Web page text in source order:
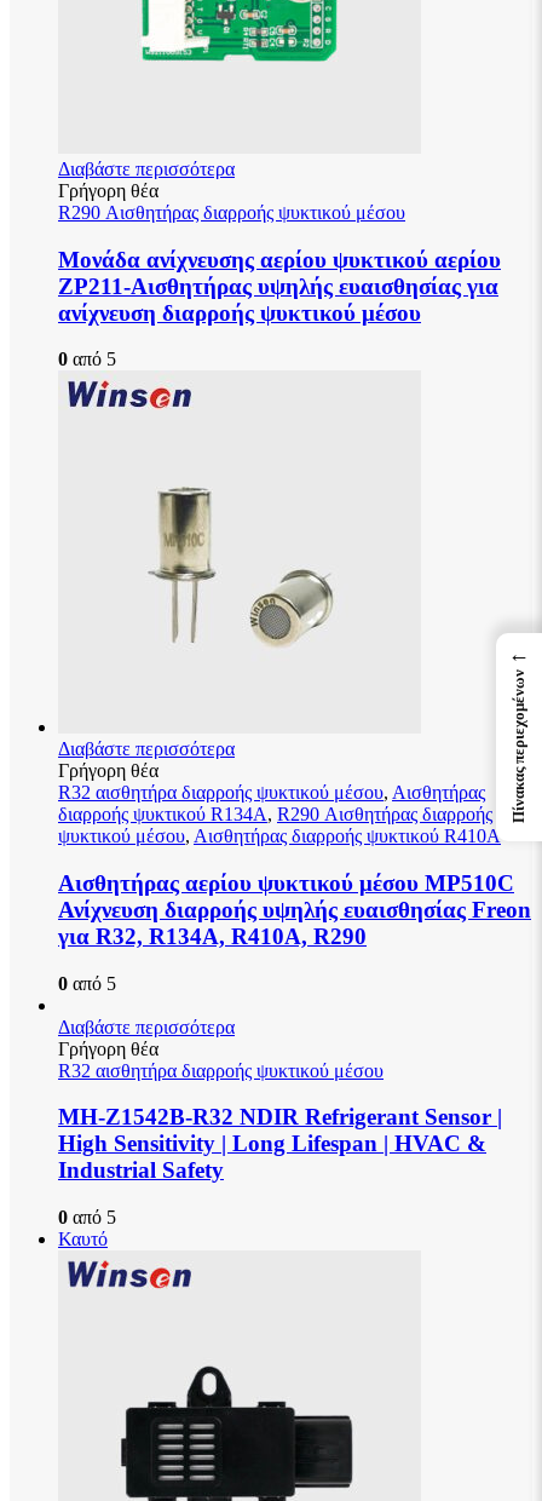
Διαβάστε περισσότερα
Γρήγορη θέα
R290 Αισθητήρας διαρροής ψυκτικού μέσου
Μονάδα ανίχνευσης αερίου ψυκτικού αερίου
ZP211-Αισθητήρας υψηλής ευαισθησίας για
ανίχνευση διαρροής ψυκτικού μέσου
0 από 5
Διαβάστε περισσότερα
Γρήγορη θέα
R32 αισθητήρα διαρροής ψυκτικού μέσου, Αισθητήρας
διαρροής ψυκτικού R134A, R290 Αισθητήρας διαρροής
ψυκτικού μέσου, Αισθητήρας διαρροής ψυκτικού R410A
Αισθητήρας αερίου ψυκτικού μέσου MP510C
Ανίχνευση διαρροής υψηλής ευαισθησίας Freon
για R32, R134A, R410A, R290
0 από 5
Διαβάστε περισσότερα
Γρήγορη θέα
R32 αισθητήρα διαρροής ψυκτικού μέσου
MH-Z1542B-R32 NDIR Refrigerant Sensor |
High Sensitivity | Long Lifespan | HVAC &
Industrial Safety
0 από 5
Καυτό
←
Πίνακας περιεχομένων